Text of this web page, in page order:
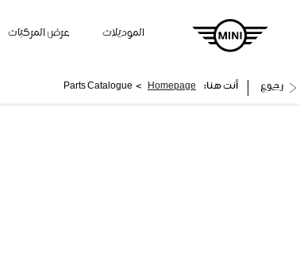
الموديلات عرض المركبات
رجوع أنت هنا: Homepage
>
Parts Catalogue